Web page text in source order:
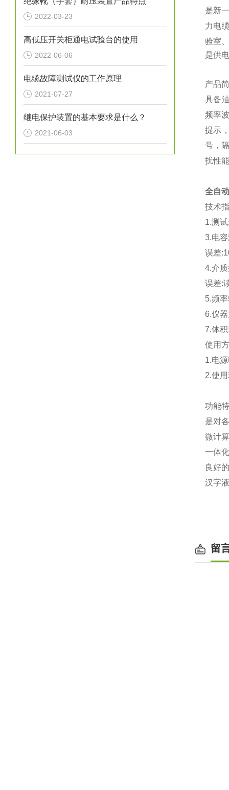
2022-03-23
高低压开关柜通电试验台的使用
2022-06-06
电缆故障测试仪的工作原理
2021-07-27
继电保护装置的基本要求是什么？
2021-06-03
是新
力电
验室
是供
产品
具备
频率
提示
号，
扰性
全自
技术
1.测
3.电
误差
4.介
误差:
5.频
6.仪
7.体积
使用
1.电
2.使
功能
是对
微计
一体
良好
汉字
留